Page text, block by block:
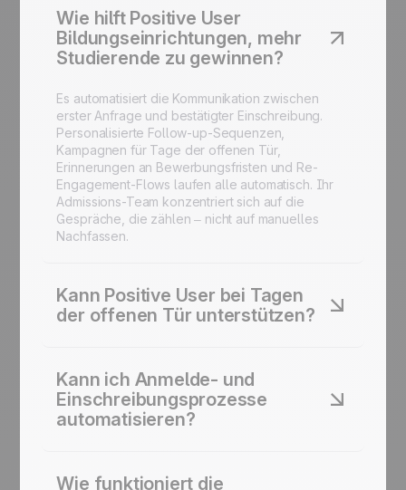
Wie hilft Positive User
Bildungseinrichtungen, mehr
Studierende zu gewinnen?
Es automatisiert die Kommunikation zwischen
erster Anfrage und bestätigter Einschreibung.
Personalisierte Follow-up-Sequenzen,
Kampagnen für Tage der offenen Tür,
Erinnerungen an Bewerbungsfristen und Re-
Engagement-Flows laufen alle automatisch. Ihr
Admissions-Team konzentriert sich auf die
Gespräche, die zählen – nicht auf manuelles
Nachfassen.
Kann Positive User bei Tagen
der offenen Tür unterstützen?
automatisieren SMS-Erinnerungen vor der
Veranstaltung und versenden personalisierte
Follow-up-Inhalte auf Basis der besuchten
Programme. Die gesamte Kampagne läuft aus
nicht erschienen sind.
Kann ich Anmelde- und
Einschreibungsprozesse
automatisieren?
Programminformationen, individuelle
Wie funktioniert die